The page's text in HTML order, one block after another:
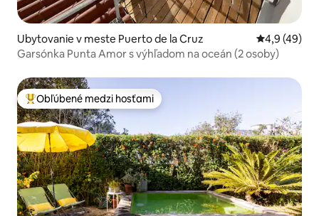
Ubytovanie v meste Puerto de la Cruz Priemerné
4,9 (49)
Garsónka Punta Amor s výhľadom na oceán (2 osoby)
Najobľúbenejšie medzi hosťami
Obľúbené medzi hosťami